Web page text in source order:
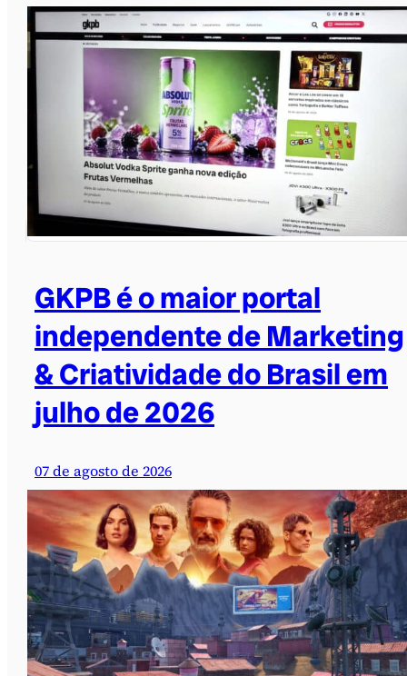
GKPB é o maior portal
independente de Marketing
& Criatividade do Brasil em
julho de 2026
07 de agosto de 2026